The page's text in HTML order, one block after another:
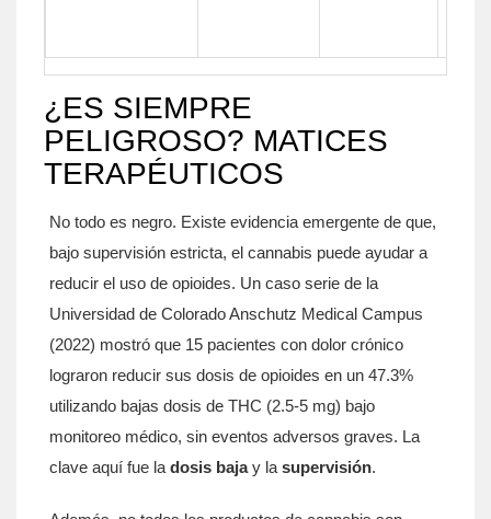
¿ES SIEMPRE
PELIGROSO? MATICES
TERAPÉUTICOS
No todo es negro. Existe evidencia emergente de que,
bajo supervisión estricta, el cannabis puede ayudar a
reducir el uso de opioides. Un caso serie de la
Universidad de Colorado Anschutz Medical Campus
(2022) mostró que 15 pacientes con dolor crónico
lograron reducir sus dosis de opioides en un 47.3%
utilizando bajas dosis de THC (2.5-5 mg) bajo
monitoreo médico, sin eventos adversos graves. La
clave aquí fue la dosis bajay la supervisión.